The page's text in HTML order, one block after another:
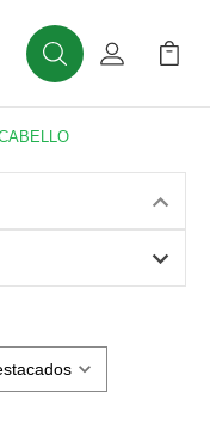
BuscarMi Cuenta
Mi